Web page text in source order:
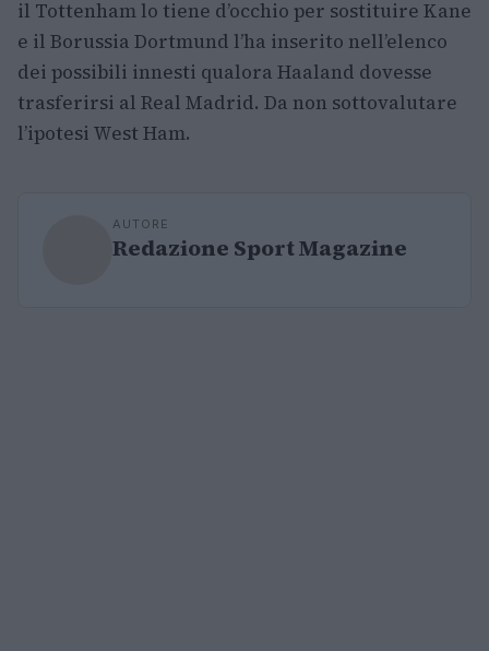
il Tottenham lo tiene d’occhio per sostituire Kane
e il Borussia Dortmund l’ha inserito nell’elenco
dei possibili innesti qualora Haaland dovesse
trasferirsi al Real Madrid. Da non sottovalutare
l’ipotesi West Ham.
AUTORE
Redazione Sport Magazine